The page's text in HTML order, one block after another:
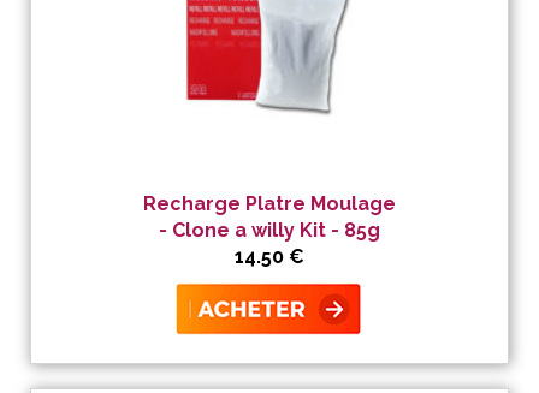
Recharge Platre Moulage
- Clone a willy Kit - 85g
14.50 €